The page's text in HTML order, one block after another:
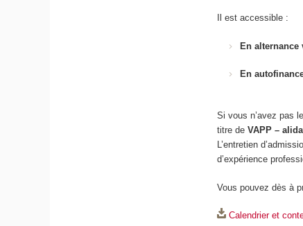
Il est accessible :
En
En
Si vous n’avez pas
titre deVAPP –
L’entretien
d’expérience
Vous pouvez dès à
Calendrier et